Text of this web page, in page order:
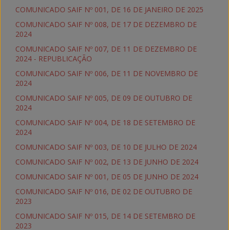
COMUNICADO SAIF Nº 001, DE 16 DE JANEIRO DE 2025
COMUNICADO SAIF Nº 008, DE 17 DE DEZEMBRO DE
2024
COMUNICADO SAIF Nº 007, DE 11 DE DEZEMBRO DE
2024 - REPUBLICAÇÃO
COMUNICADO SAIF Nº 006, DE 11 DE NOVEMBRO DE
2024
COMUNICADO SAIF Nº 005, DE 09 DE OUTUBRO DE
2024
COMUNICADO SAIF Nº 004, DE 18 DE SETEMBRO DE
2024
COMUNICADO SAIF Nº 003, DE 10 DE JULHO DE 2024
COMUNICADO SAIF Nº 002, DE 13 DE JUNHO DE 2024
COMUNICADO SAIF Nº 001, DE 05 DE JUNHO DE 2024
COMUNICADO SAIF Nº 016, DE 02 DE OUTUBRO DE
2023
COMUNICADO SAIF Nº 015, DE 14 DE SETEMBRO DE
2023